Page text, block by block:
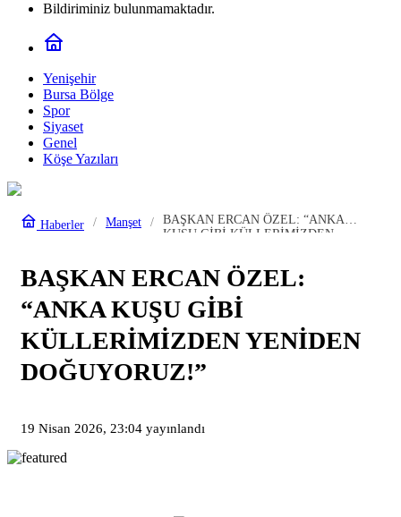
Bildiriminiz bulunmamaktadır.
Yenişehir
Bursa Bölge
Spor
Siyaset
Genel
Köşe Yazıları
Haberler Manşet
BAŞKAN ERCAN ÖZEL: “ANKA
KUŞU GİBİ KÜLLERİMİZDEN
BAŞKAN ERCAN ÖZEL:
“ANKA KUŞU GİBİ
KÜLLERİMİZDEN YENİDEN
DOĞUYORUZ!”
19 Nisan 2026, 23:04 yayınlandı